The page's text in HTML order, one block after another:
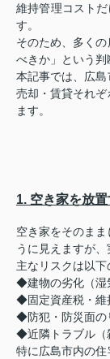
維持管理コスト
す。
そのため、多く
べきか」という判
本記事では、広
売却・賃貸それ
ます。
1. 空き家を放
空き家をそのま
うに見えますが、
主なリスクは以下
◆建物の劣化（湿
◆固定資産税・維
◆防犯・防災面の
◆近隣トラブル（
特に広島市内の